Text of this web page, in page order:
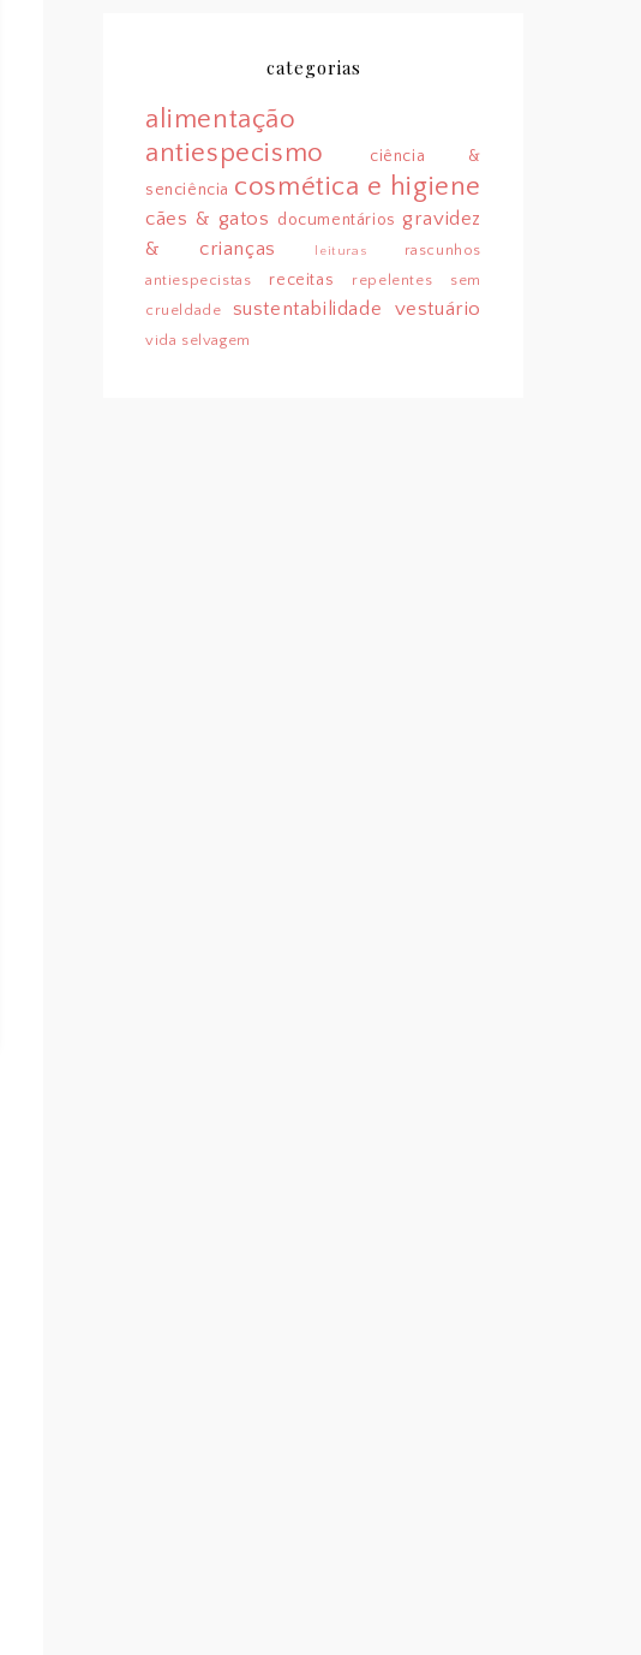
categorias
alimentação
antiespecismo
ciência &
senciência cosmética e higiene
cães & gatos documentários gravidez
& crianças
leituras
rascunhos
antiespecistas
receitas
repelentes sem
crueldade
sustentabilidade vestuário
vida selvagem